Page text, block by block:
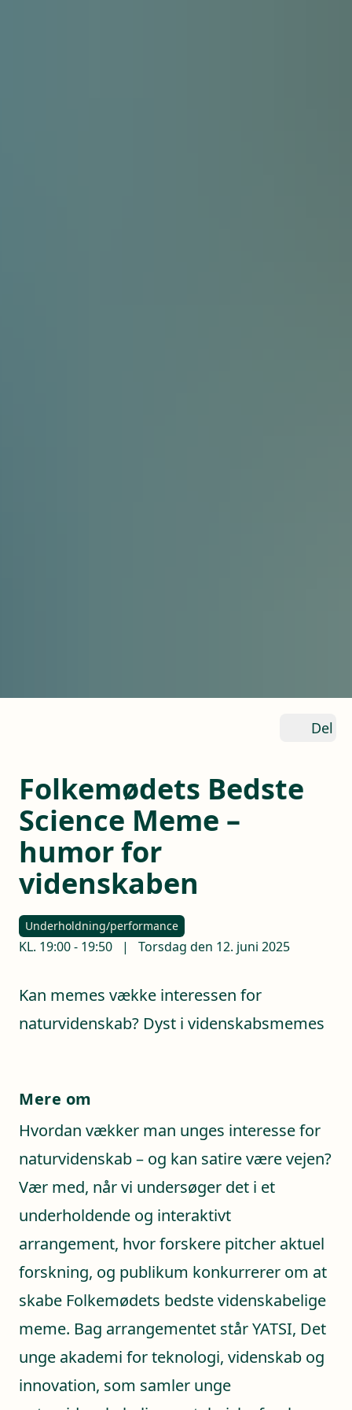
Del
Folkemødets Bedste
Science Meme –
humor for
videnskaben
Underholdning/performance
KL. 19:00- 19:50 | Torsdag den 12. juni 2025
Kan memes vække interessen for
naturvidenskab? Dyst i videnskabsmemes
Mere om
Hvordan vækker man unges interesse for
naturvidenskab – og kan satire være vejen?
Vær med, når vi undersøger det i et
underholdende og interaktivt
arrangement, hvor forskere pitcher aktuel
forskning, og publikum konkurrerer om at
skabe Folkemødets bedste videnskabelige
meme. Bag arrangementet står YATSI, Det
unge akademi for teknologi, videnskab og
innovation, som samler unge